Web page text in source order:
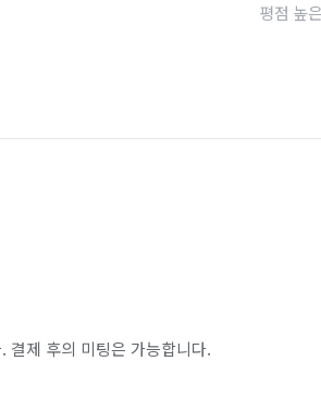
결제 후의 미팅은 가능합니다.